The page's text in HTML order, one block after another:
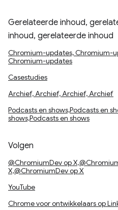
Gerelateerde inhoud,
inhoud, gerelateerde inhoud
Chromium-updates, Chromium-
Chromium-updates
Casestudies
Archief, Archief, Archief, Archief
Podcasts en shows,Podcasts en
shows,Podcasts en shows
Volgen
@ChromiumDev op
X,@ChromiumDev op X
YouTube
Chrome voor ontwikkelaars op